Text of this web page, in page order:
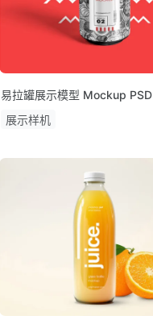
易拉罐展示模型 Mockup PSD
展示样机